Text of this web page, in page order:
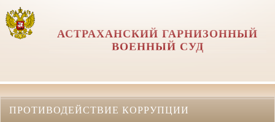
АСТРАХАНСКИЙ ГАРНИЗОННЫЙ
ВОЕННЫЙ СУД
ПРОТИВОДЕЙСТВИЕ КОРРУПЦИИ